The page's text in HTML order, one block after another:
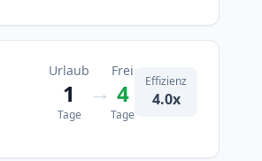
Urlaub
1
Tage
→
Frei
4
Tage
Effizienz
4.0x